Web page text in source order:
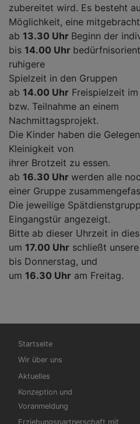
zubereitet wird. Es besteht
Möglichkeit, eine
ab 13.30 Uhr Beginn der
bis 14.00 Uhr
ruhigere
Spielzeit in den Gruppen
ab 14.00 Uhr Freispielzeit
bzw. Teilnahme an einem
Nachmittagsprojekt.
Die Kinder haben die
Kleinigkeit von
ihrer Brotzeit zu essen.
ab 16.30 Uhr werden alle
einer Gruppe
Die jeweilige
Eingangstür angezeigt.
Bitte ab dieser Uhrzeit in
um 17.00 Uhr schließt
bis Donnerstag, und
um 16.30 Uhr am Freitag.
Hauptnavigation
Startseite
Wir über uns
Aktuelles
Konzeption und
Voranmeldung
Erziehungspartnerschaft mit